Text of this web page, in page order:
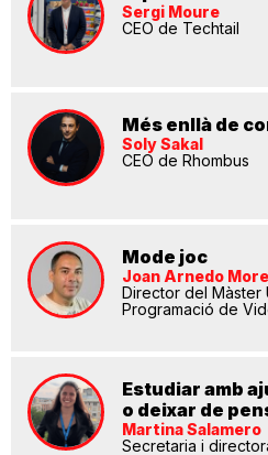
Sergi Moure
CEO de Techtail
Més enllà de
Soly Sakal
CEO de Rhombus
Mode joc
Joan Arnedo
Director del Màster
Programació de
Estudiar amb
o deixar de
Martina Salamero
Secretaria i